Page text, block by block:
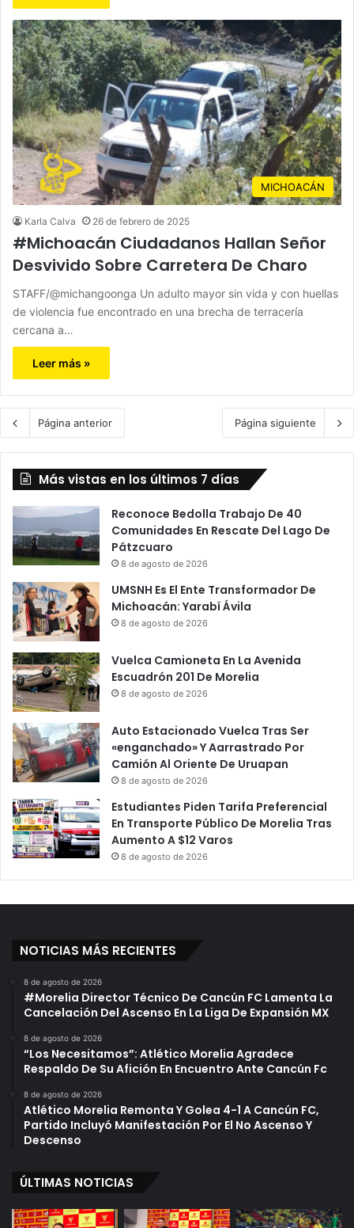
MICHOACÁN
Karla Calva 26 de febrero de 2025
#Michoacán Ciudadanos Hallan Señor
Desvivido Sobre Carretera De Charo
STAFF/@michangoonga Un adulto mayor sin vida y con huellas
de violencia fue encontrado en una brecha de terracería
cercana a…
Leer más »
Página anterior Página siguiente
Más vistas en los últimos 7 días
Reconoce Bedolla Trabajo De 40
Comunidades En Rescate Del Lago De
Pátzcuaro
8 de agosto de 2026
UMSNH Es El Ente Transformador De
Michoacán: Yarabí Ávila
8 de agosto de 2026
Vuelca Camioneta En La Avenida
Escuadrón 201 De Morelia
8 de agosto de 2026
Auto Estacionado Vuelca Tras Ser
«enganchado» Y Aarrastrado Por
Camión Al Oriente De Uruapan
8 de agosto de 2026
Estudiantes Piden Tarifa Preferencial
En Transporte Público De Morelia Tras
Aumento A $12 Varos
8 de agosto de 2026
NOTICIAS MÁS RECIENTES
8 de agosto de 2026
#Morelia Director Técnico De Cancún FC Lamenta La
Cancelación Del Ascenso En La Liga De Expansión MX
8 de agosto de 2026
“Los Necesitamos”: Atlético Morelia Agradece
Respaldo De Su Afición En Encuentro Ante Cancún Fc
8 de agosto de 2026
Atlético Morelia Remonta Y Golea 4-1 A Cancún FC,
Partido Incluyó Manifestación Por El No Ascenso Y
Descenso
ÚLTIMAS NOTICIAS